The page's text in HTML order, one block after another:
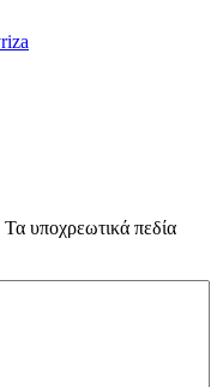
Τα υποχρεωτικά πεδία